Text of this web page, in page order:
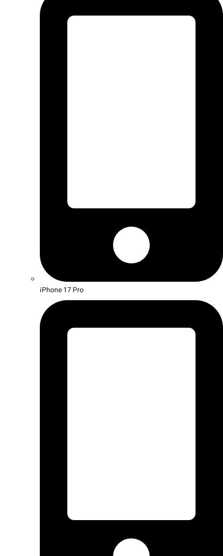
iPhone 17 Pro